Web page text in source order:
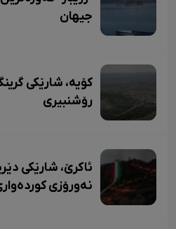
جیهان
کۆیە، شارێکی
رۆشنبیری
ئاکرێ، شارێکی
نەورۆزی